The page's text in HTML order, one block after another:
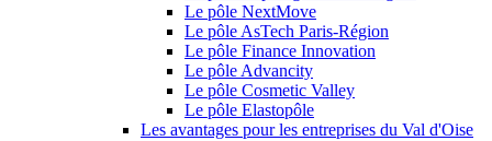
Le pôle NextMove
Le pôle AsTech Paris-Région
Le pôle Finance Innovation
Le pôle Advancity
Le pôle Cosmetic Valley
Le pôle Elastopôle
Les avantages pour les entreprises du Val d'Oise